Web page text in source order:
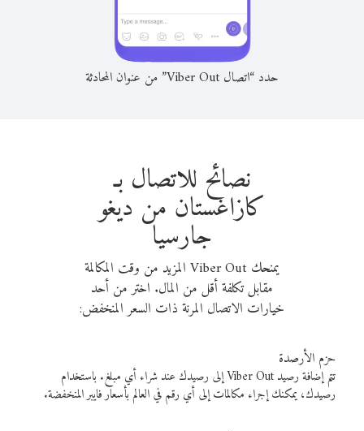
حدد “اتصال Viber Out” من عنوان المحادثة
نصائح للاتصال بـ
كازاغستان من ديغو
جارسيا
يمنحك Viber Out المزيد من وقت المكالمة
مقابل تكلفة أقل من المال. اختر من أحد
خيارات الاتصال المرنة ذات السعر المنخفض:
حزم الأرصدة
تتم إضافة رصيد Viber Out إلى رصيدك عند شراء أي مبلغ. باستخدام
رصيدك، يمكنك إجراء مكالمات إلى أي رقم في العالم بأسعار فايبر المنخفضة.